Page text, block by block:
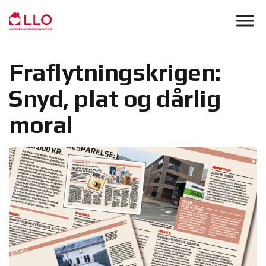
Fraflytningskrigen:
Snyd, plat og dårlig
moral